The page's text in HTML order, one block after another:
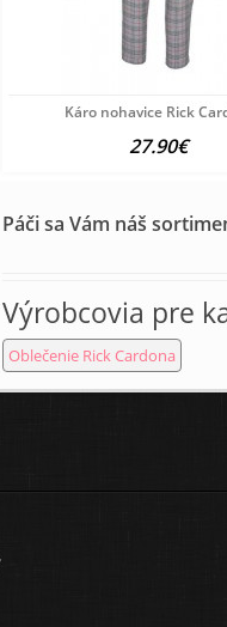
Káro nohavice Rick
27.90€
Páči sa Vám náš
Výrobcovia pre
Oblečenie Rick Cardona